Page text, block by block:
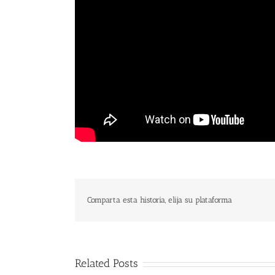
Comparta esta historia, elija su plataforma
Related Posts